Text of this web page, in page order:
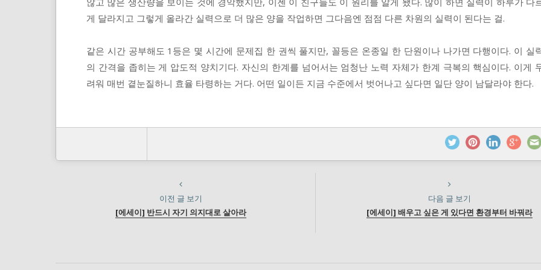
게 달라지고 그렇게 올라간 실력으로 더 많은 양을 작업하면 그다음엔 점점 다른 차원의 실력이 된다는 걸.
같은 시간 공부해도 1등은 몇 시간에 문제집 한 권씩 풀지만, 꼴등은 온종일 한 단원이나 나가면 다행이다. 이 실
의 간격을 좁히는 게 압도적 양치기다. 자신의 한계를 넘어서는 엄청난 노력 자체가 한계 극복의 핵심이다. 이게
려워 매번 곁눈질하니 효율 타령하는 거다. 어떤 일이든 지금 수준에서 벗어나고 싶다면 일단 양이 남달라야 한다.
이전 글 보기
[에세이] 반드시 자기 의지대로 살아라
다음 글 보기
[에세이] 배우고 싶은 게 있다면 환경부터 바꿔라